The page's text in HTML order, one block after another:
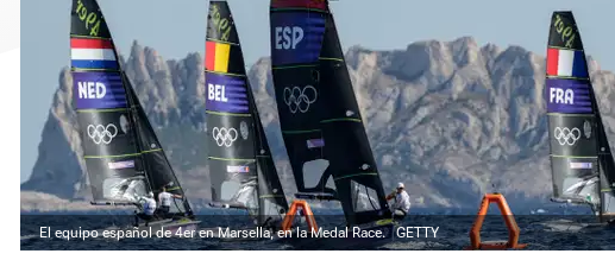
El equipo español de 4er en Marsella, en la Medal Race. GETTY